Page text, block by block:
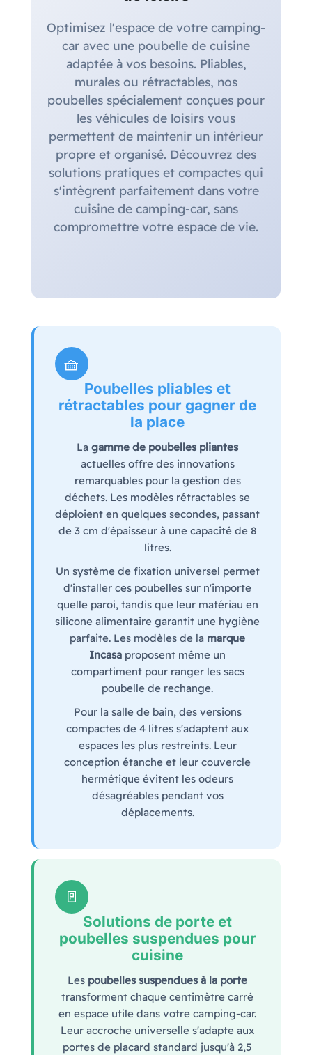
Optimisez l'espace de votre camping-
car avec une poubelle de cuisine
adaptée à vos besoins. Pliables,
murales ou rétractables, nos
poubelles spécialement conçues pour
les véhicules de loisirs vous
permettent de maintenir un intérieur
propre et organisé. Découvrez des
solutions pratiques et compactes qui
s'intègrent parfaitement dans votre
cuisine de camping-car, sans
compromettre votre espace de vie.
🧺
Poubelles pliables et
rétractables pour gagner de
la place
La gamme de poubelles pliantes
actuelles offre des innovations
remarquables pour la gestion des
déchets. Les modèles rétractables se
déploient en quelques secondes, passant
de 3 cm d'épaisseur à une capacité de 8
litres.
Un système de fixation universel permet
d'installer ces poubelles sur n'importe
quelle paroi, tandis que leur matériau en
silicone alimentaire garantit une hygiène
parfaite. Les modèles de la marque
Incasa proposent même un
compartiment pour ranger les sacs
poubelle de rechange.
Pour la salle de bain, des versions
compactes de 4 litres s'adaptent aux
espaces les plus restreints. Leur
conception étanche et leur couvercle
hermétique évitent les odeurs
désagréables pendant vos
déplacements.
🚪
Solutions de porte et
poubelles suspendues pour
cuisine
Les poubelles suspendues à la porte
transforment chaque centimètre carré
en espace utile dans votre camping-car.
Leur accroche universelle s'adapte aux
portes de placard standard jusqu'à 2,5